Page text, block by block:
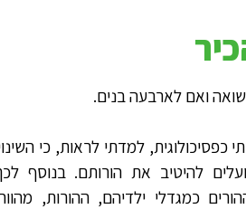
ואם לארבעה בנים.
כפסיכולוגית, למדתי לראות, כי
להיטיב את הורותם. בנוסף
כמגדלי ילדיהם, ההורות,
את המודעות
על הכל
תודה על
את